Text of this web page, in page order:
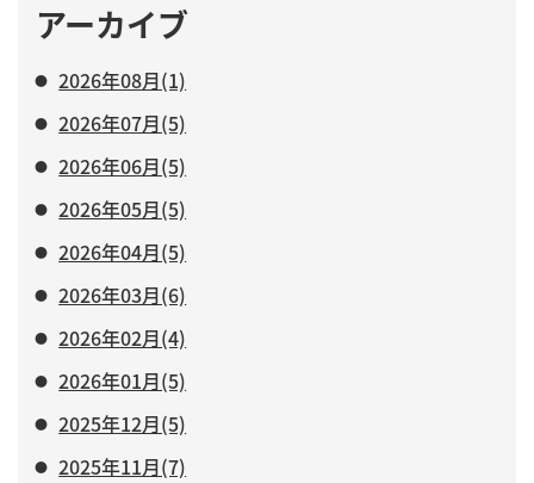
アーカイブ
2026年08月(1)
2026年07月(5)
2026年06月(5)
2026年05月(5)
2026年04月(5)
2026年03月(6)
2026年02月(4)
2026年01月(5)
2025年12月(5)
2025年11月(7)